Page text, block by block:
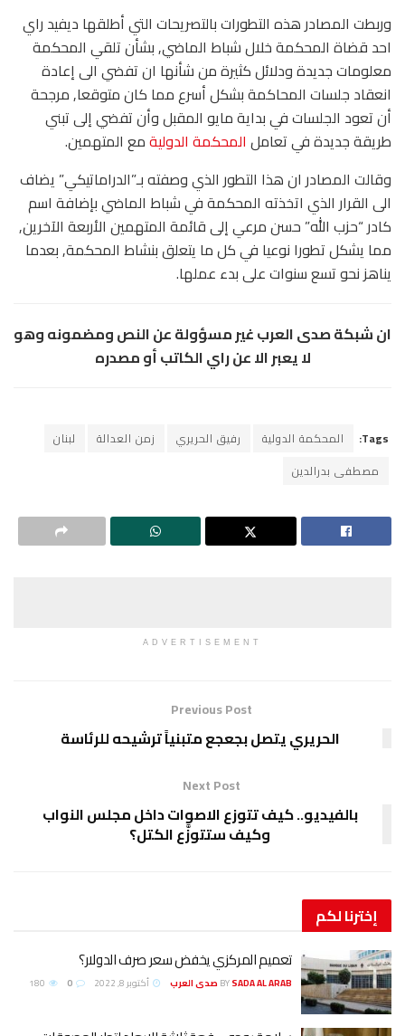
وربطت المصادر هذه التطورات بالتصريحات التي أطلقها ديفيد راي
احد قضاة المحكمة خلال شباط الماضي, بشأن تلقي المحكمة
معلومات جديدة ودلائل كثيرة من شأنها ان تفضي الى إعادة
انعقاد جلسات المحاكمة بشكل أسرع مما كان متوقعا, مرجحة
أن تعود الجلسات في بداية مايو المقبل وأن تفضي إلى تبني
طريقة جديدة في تعامل المحكمة الدوليةمع المتهمين.
وقالت المصادر ان هذا التطور الذي وصفته بـ”الدراماتيكي” يضاف
الى القرار الذي اتخذته المحكمة في شباط الماضي بإضافة اسم
كادر “حزب الله” حسن مرعي إلى قائمة المتهمين الأربعة الآخرين,
مما يشكل تطورا نوعيا في كل ما يتعلق بنشاط المحكمة, بعدما
يناهز نحو تسع سنوات على بدء عملها.
ان شبكة صدى العرب غير مسؤولة عن النص ومضمونه وهو
لا يعبر الا عن راي الكاتب أو مصدره
Tags: المحكمة الدولية رفيق الحريري زمن العدالة
لبنان
مصطفى بدرالدين
ADVERTISEMENT
Previous Post
الحريري يتصل بجعجع متبنياً ترشيحه للرئاسة
Next Post
بالفيديو.. كيف تتوزع الاصوات داخل مجلس النواب
وكيف ستتوزَّع الكتل؟
إخترنالكم
تعميم المركزي يخفض سعر صرف الدولار؟
BYSADA AL ARAB صدى العرب أكتوبر 8, 2022